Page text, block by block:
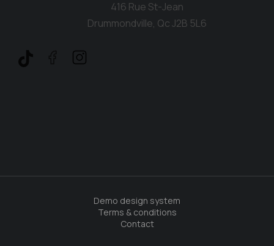
416 Rue St-Jean
Drummondville, Qc J2B 5L6
Demo design system
Terms & conditions
Contact